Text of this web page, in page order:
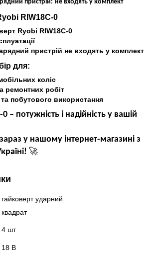
пристрій: не входять у комплект
RIW18C-0
Ryobi RIW18C-0
пристрій не входять у комплект
для:
коліс
ремонтних робіт
побутового використання
– потужність і надійність у вашій
у нашому інтернет-магазині з
🚀
гайковерт ударний
квадрат
4 шт
18 В